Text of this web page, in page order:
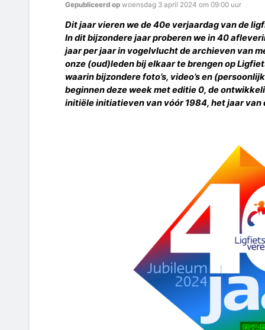
Gepubliceerd op woensdag 3 april 2024 om 09:00 uur
Dit jaar vieren we de 40e verjaardag van de
In dit bijzondere jaar proberen we in 40
jaar per jaar in vogelvlucht de archieven van
onze (oud)leden bij elkaar te brengen op
waarin bijzondere foto’s, video’s en
beginnen deze week met editie 0, de
initiële initiatieven van vóór 1984, het jaar